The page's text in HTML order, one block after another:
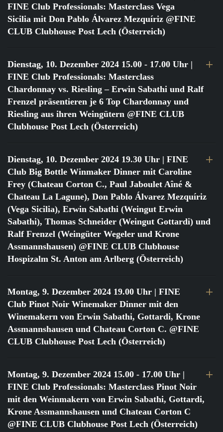
FINE Club Professionals: Masterclass Vega
Sicilia mit Don Pablo Álvarez Mezquíriz @FINE
CLUB Clubhouse Post Lech (Österreich)
Dienstag, 10. Dezember 2024 15.00 - 17.00 Uhr |
FINE Club Professionals: Masterclass
Chardonnay vs. Riesling – Erwin Sabathi und Ralf
Frenzel präsentieren je 6 Top Chardonnay und
Riesling aus ihren Weingütern @FINE CLUB
Clubhouse Post Lech (Österreich)
Dienstag, 10. Dezember 2024 19.30 Uhr | FINE
Club Big Bottle Winmaker Dinner mit Caroline
Frey (Chateau Corton C., Paul Jaboulet Aîné &
Chateau La Lagune), Don Pablo Álvarez Mezquíriz
(Vega Sicilia), Erwin Sabathi (Weingut Erwin
Sabathi), Thomas Schneider (Weingut Gottardi) und
Ralf Frenzel (Weingüter Wegeler und Krone
Assmannshausen) @FINE CLUB Clubhouse
Hospizalm St. Anton am Arlberg (Österreich)
Montag, 9. Dezember 2024 19.00 Uhr | FINE
Club Pinot Noir Winemaker Dinner mit den
Winemakern von Erwin Sabathi, Gottardi, Krone
Assmannshausen und Chateau Corton C. @FINE
CLUB Clubhouse Post Lech (Österreich)
Montag, 9. Dezember 2024 15.00 - 17.00 Uhr |
FINE Club Professionals: Masterclass Pinot Noir
mit den Weinmakern von Erwin Sabathi, Gottardi,
Krone Assmannshausen und Chateau Corton C
@FINE CLUB Clubhouse Post Lech (Österreich)